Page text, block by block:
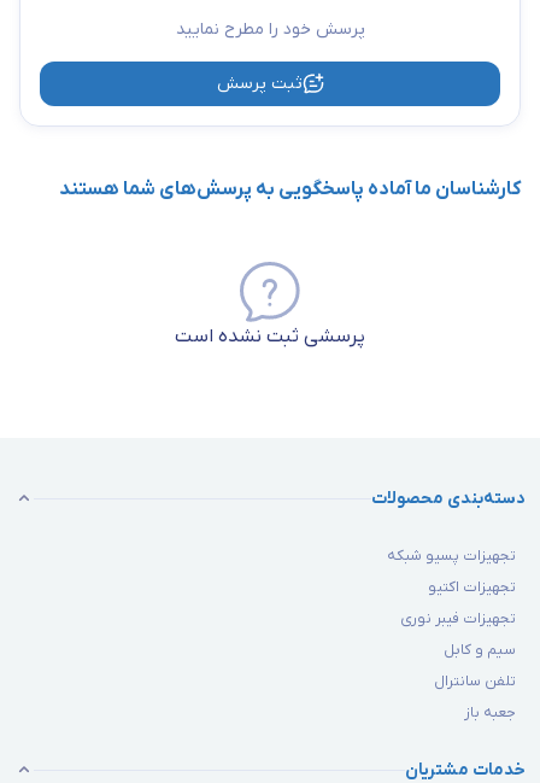
پرسش خود را مطرح نمایید
ثبت پرسش
کارشناسان ما آماده پاسخگویی به پرسش‌های شما هستند
پرسشی ثبت نشده است
دسته‌بندی محصولات
تجهیزات پسیو شبکه
تجهیزات اکتیو
تجهیزات فیبر نوری
سیم و کابل
تلفن سانترال
جعبه باز
خدمات مشتریان